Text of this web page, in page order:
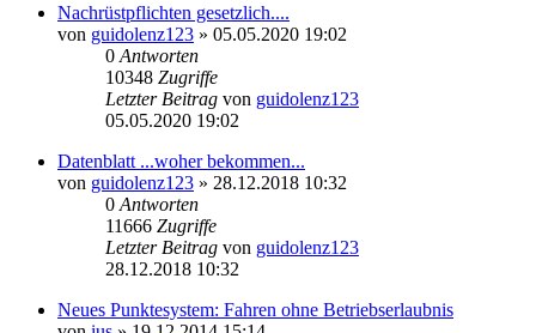
Nachrüstpflichten gesetzlich....
von guidolenz123 » 05.05.2020 19:02
0 Antworten
10348 Zugriffe
Letzter Beitrag von guidolenz123
05.05.2020 19:02
Datenblatt ...woher bekommen...
von guidolenz123 » 28.12.2018 10:32
0 Antworten
11666 Zugriffe
Letzter Beitrag von guidolenz123
28.12.2018 10:32
Neues Punktesystem: Fahren ohne Betriebserlaubnis